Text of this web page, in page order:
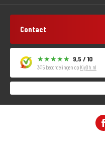
Contact
9,5 / 10
3415 beoordelingen op KiyOh.nl